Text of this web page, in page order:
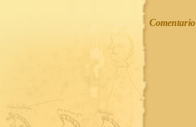
Comentario